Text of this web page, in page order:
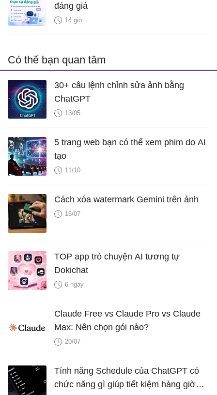
đáng giá
14 giờ
Có thể bạn quan tâm
30+ câu lệnh chỉnh sửa ảnh bằng
ChatGPT
13/05
5 trang web bạn có thể xem phim do AI
tạo
11/10
Cách xóa watermark Gemini trên ảnh
15/07
TOP app trò chuyện AI tương tự
Dokichat
6 ngày
Claude Free vs Claude Pro vs Claude
Max: Nên chọn gói nào?
20/07
Tính năng Schedule của ChatGPT có
chức năng gì giúp tiết kiệm hàng giờ